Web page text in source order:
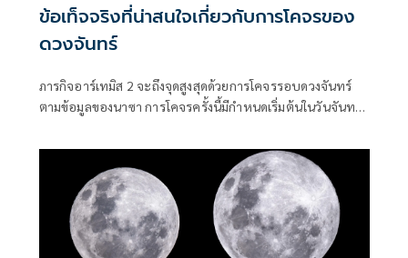
ข้อเท็จจริงที่น่าสนใจเกี่ยวกับการโคจรของ
ดวงจันทร์
ภารกิจอาร์เทมิส 2 จะถึงจุดสูงสุดด้วยการโคจรรอบดวงจันทร์
ตามข้อมูลของนาซา การโคจรครั้งนี้มีกำหนดเริ่มต้นในวันจันทร์
ประมาณหกชั่วโมง เป็นครั้งแรกในรอบกว่าครึ่งศตวรรษที่นักบิน
อวกาศจะบินเข้าใกล้ดวงจันทร์ และคาดว่าจะทำลายสถิติระยะ
ทางจากโลกใหม่ด้วย